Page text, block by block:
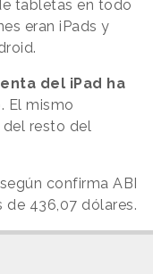
tabletas en todo
eran iPads y
del iPad ha
El mismo
resto del
, según confirma ABI
de 436,07 dólares.